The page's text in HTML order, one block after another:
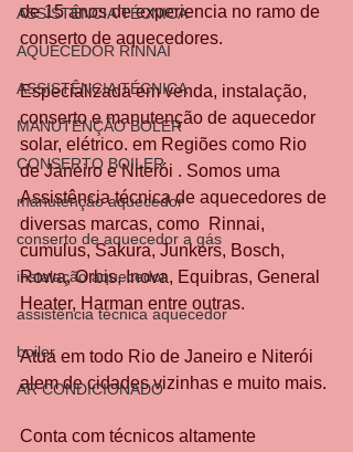
ASSISTÊNCIA TÉCNICA
AQUECEDOR RINNAI
ASSISTÊNCIA TÉCNICA
MANUTENÇÃO BOLER
CONSERTO BOILER
manutenção aquecedor
conserto de aquecedor a gás
instalação aquecedor
assistência técnica aquecedor
boiler
AR CONDICIONADO
de 15 anos de experiencia no ramo de
conserto de aquecedores.
Especializada em venda, instalação,
conserto e manutenção de aquecedor
solar, elétrico. em Regiões como Rio
de Janeiro e Niterói . Somos uma
Assistência técnica de aquecedores de
diversas marcas, como  Rinnai,
cumulus, Sakura, Junkers, Bosch,
Rowa, Orbis, Inova, Equibras, General
Heater, Harman entre outras.
Atua em todo Rio de Janeiro e Niterói
alem de cidades vizinhas e muito mais.
Conta com técnicos altamente